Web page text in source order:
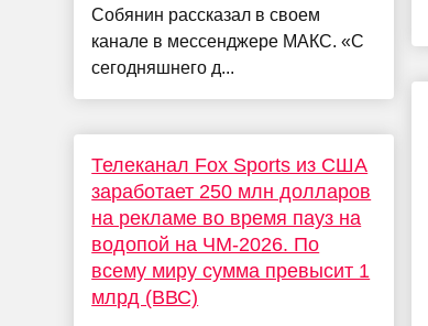
Собянин рассказал в своем
канале в мессенджере МАКС. «С
сегодняшнего д...
Телеканал Fox Sports из США
заработает 250 млн долларов
на рекламе во время пауз на
водопой на ЧМ-2026. По
всему миру сумма превысит 1
млрд (ВВС)